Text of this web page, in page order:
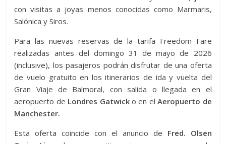
con visitas a joyas menos conocidas como Marmaris,
Salónica y Siros.
Para las nuevas reservas de la tarifa Freedom Fare
realizadas antes del domingo 31 de mayo de 2026
(inclusive), los pasajeros podrán disfrutar de una oferta
de vuelo gratuito en los itinerarios de ida y vuelta del
Gran Viaje de Balmoral, con salida o llegada en el
aeropuerto de Londres Gatwicko en elAeropuerto de
Manchester.
Esta oferta coincide con el anuncio de Fred. Olsen